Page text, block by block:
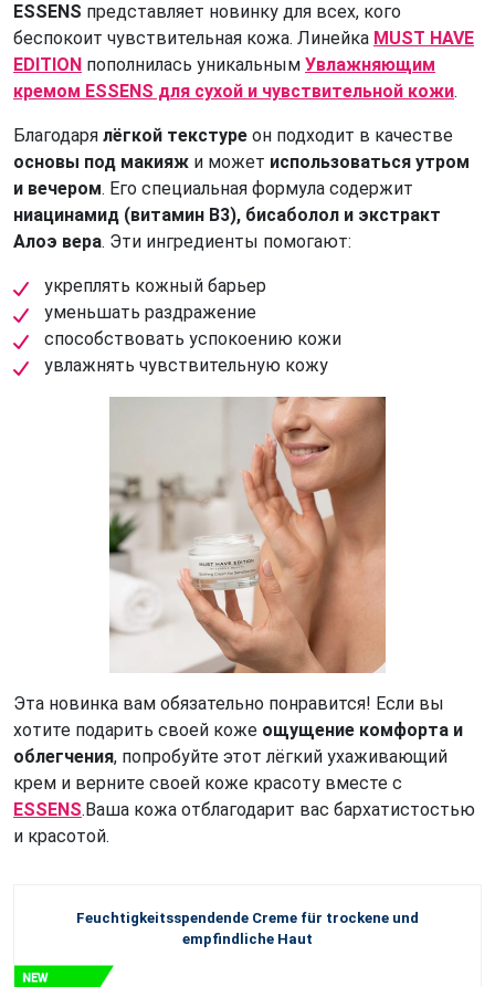
ESSENS представляет новинку для всех, кого
беспокоит чувствительная кожа. Линейка MUST HAVE
EDITION пополнилась уникальным Увлажняющим
кремом ESSENS для сухой и чувствительной кожи.
Благодаря лёгкой текстуре он подходит в качестве
основы под макияж и может использоваться утром
и вечером. Его специальная формула содержит
ниацинамид (витамин B3), бисаболол и экстракт
Алоэ вера. Эти ингредиенты помогают:
укреплять кожный барьер
уменьшать раздражение
способствовать успокоению кожи
увлажнять чувствительную кожу
Эта новинка вам обязательно понравится! Если вы
хотите подарить своей коже ощущение комфорта и
облегчения, попробуйте этот лёгкий ухаживающий
крем и верните своей коже красоту вместе с
ESSENS.Ваша кожа отблагодарит вас бархатистостью
и красотой.
Feuchtigkeitsspendende Creme für trockene und
empfindliche Haut